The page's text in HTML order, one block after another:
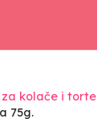
kolače i torte
75g.